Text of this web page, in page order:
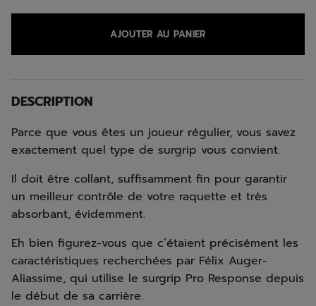
AJOUTER AU PANIER
DESCRIPTION
Parce que vous êtes un joueur régulier, vous savez
exactement quel type de surgrip vous convient.
Il doit être collant, suffisamment fin pour garantir
un meilleur contrôle de votre raquette et très
absorbant, évidemment.
Eh bien figurez-vous que c’étaient précisément les
caractéristiques recherchées par Félix Auger-
Aliassime, qui utilise le surgrip Pro Response depuis
le début de sa carrière.